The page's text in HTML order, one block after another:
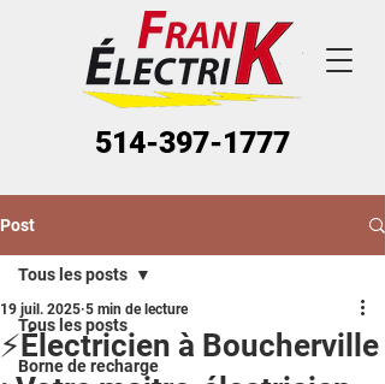
514-397-1777
Post
Tous les posts
Borne de recharge
Tous les posts
⚡Électricien à Boucherville
19 juil. 2025 5 min de lecture